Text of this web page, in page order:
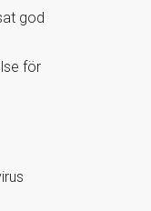
god
för